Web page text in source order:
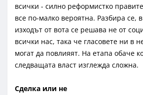
всички - силно реформистко
все по-малко вероятна. Разбира се,
изходът от вота се решава не от
всички нас, така че гласовете ни в
могат да повлияят. На етапа обаче
следващата власт изглежда сложна.
Сделка или не